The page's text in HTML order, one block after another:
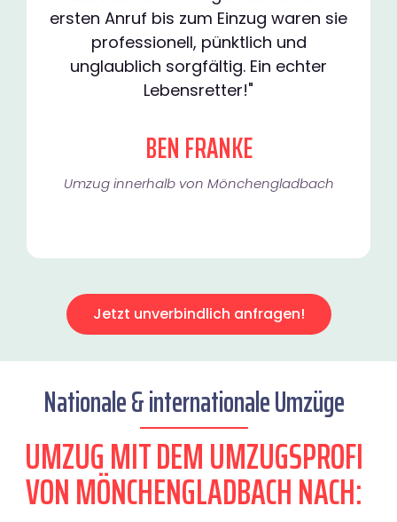
ersten Anruf bis zum Einzug waren sie
professionell, pünktlich und
unglaublich sorgfältig. Ein echter
Lebensretter!"
BEN FRANKE
Umzug innerhalb von Mönchengladbach​
Jetzt unverbindlich anfragen!
Nationale & internationale Umzüge
UMZUG MIT DEM UMZUGSPROFI
VON MÖNCHENGLADBACH NACH: